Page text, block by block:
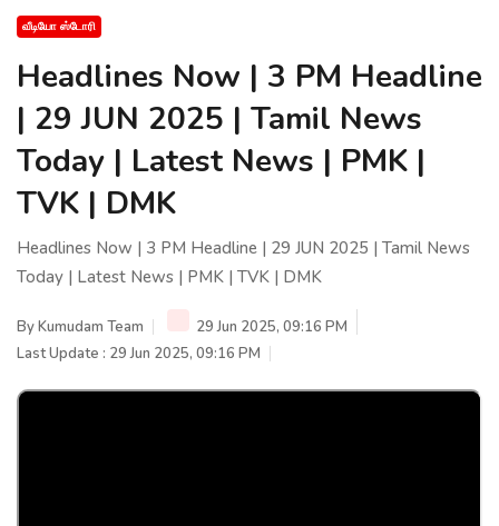
வீடியோ ஸ்டோரி
Headlines Now | 3 PM Headline
| 29 JUN 2025 | Tamil News
Today | Latest News | PMK |
TVK | DMK
Headlines Now | 3 PM Headline | 29 JUN 2025 | Tamil News
Today | Latest News | PMK | TVK | DMK
ByKumudam Team
29 Jun 2025, 09:16 PM
Last Update : 29 Jun 2025, 09:16 PM